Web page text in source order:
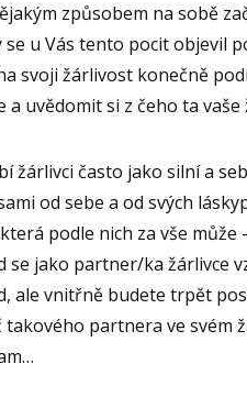
způsobem na sobě
u Vás tento pocit objevil
svoji žárlivost konečně
a uvědomit si z čeho ta
žárlivci často jako silní a
od sebe a od svých
podle nich za vše
se jako partner/ka žárlivce
ale vnitřně budete trpět
takového partnera ve svém